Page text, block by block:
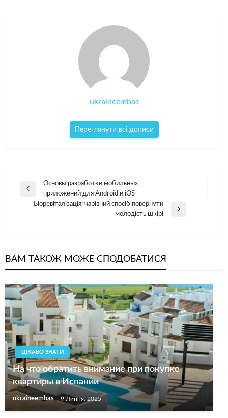
ukraineembas
Переглянути всі дописи
Навігація
записів
Попередній
допис
Основы разработки мобильных
приложений для Android и iOS
Біоревіталізація: чарівний спосіб повернути
молодість шкірі
ВАМ ТАКОЖ МОЖЕ СПОДОБАТИСЯ
ЦІКАВО ЗНАТИ
На что обратить внимание при покупке
квартиры в Испании
ukraineembas 9 Липня, 2025